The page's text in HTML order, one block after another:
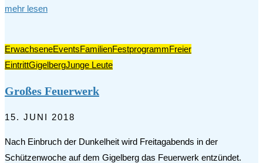
mehr lesen
ErwachseneEventsFamilienFestprogrammFreier
EintrittGigelbergJunge Leute
Großes Feuerwerk
15. JUNI 2018
Nach Einbruch der Dunkelheit wird Freitagabends in der
Schützenwoche auf dem Gigelberg das Feuerwerk entzündet.